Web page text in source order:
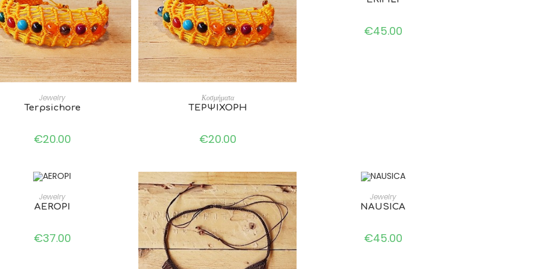
ADD TO CART
Jewelry
Terpsichore
€20.00
ADD TO CART
Κοσμήματα
ΤΕΡΨΙΧΟΡΗ
€20.00
€45.00
ADD TO CART
Jewelry
AEROPI
€37.00
ADD TO CART
Jewelry
NAUSICA
€45.00